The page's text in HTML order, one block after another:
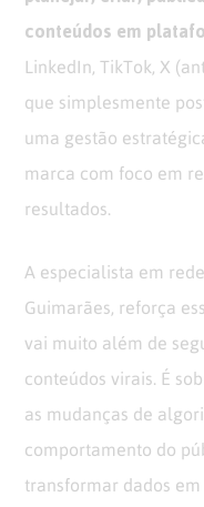
conteúdos em
LinkedIn, TikTok, X
que simplesmente
uma gestão
marca com foco em
resultados.
A especialista em
Guimarães, reforça
vai muito além de
conteúdos virais. É
as mudanças de
comportamento do
transformar dados